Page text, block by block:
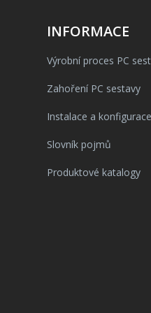
INFORMACE
Výrobní proces PC
Zahoření PC sestavy
Instalace a
Slovník pojmů
Produktové katalogy